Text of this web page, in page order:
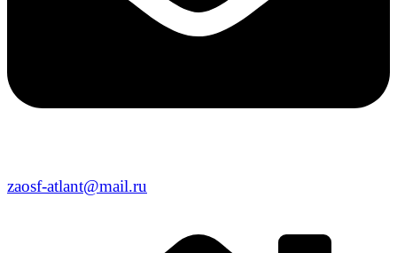
zaosf-atlant@mail.ru